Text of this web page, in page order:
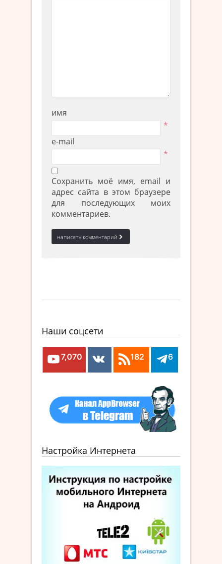
имя
*
e-mail
*
Сохранить моё имя, email и
адрес сайта в этом браузере
для последующих моих
комментариев.
Наши соцсети
7,070 182 6
Настройка Интернета